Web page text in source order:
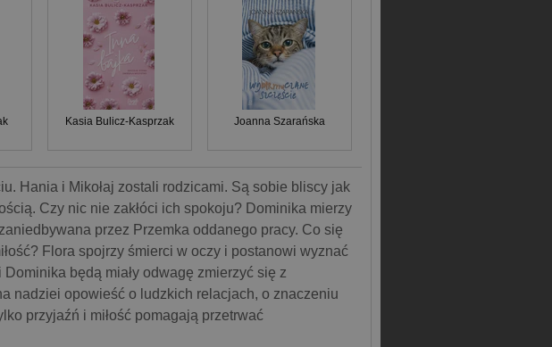
Kasia Bulicz-Kasprzak Joanna Szarańska
Hania i Mikołaj zostali rodzicami. Są sobie bliscy jak
Czy nic nie zakłóci ich spokoju? Dominika mierzy
przez Przemka oddanego pracy. Co się
Flora spojrzy śmierci w oczy i postanowi wyznać
będą miały odwagę zmierzyć się z
nadziei opowieść o ludzkich relacjach, o znaczeniu
przyjaźń i miłość pomagają przetrwać